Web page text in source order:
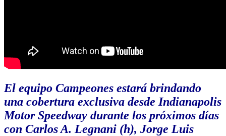
El equipo Campeones estará brindando
una cobertura exclusiva desde Indianapolis
Motor Speedway durante los próximos días
con Carlos A. Legnani (h), Jorge Luis